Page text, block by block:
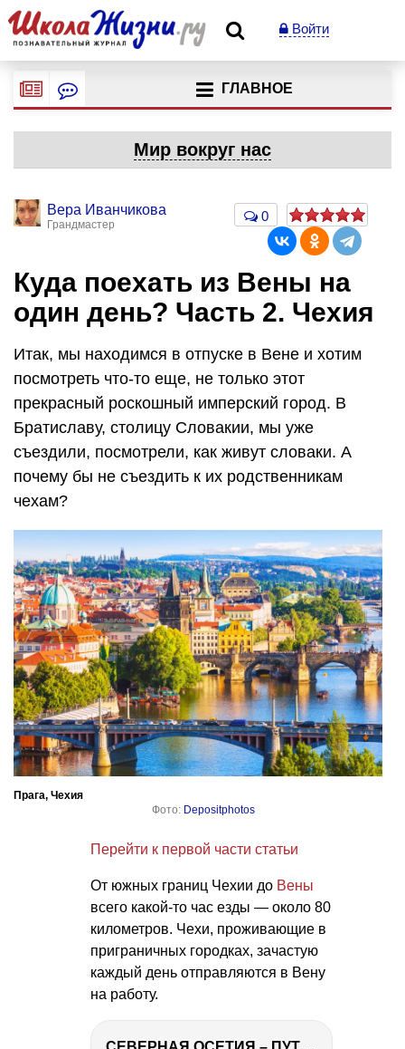
Войти
ГЛАВНОЕ
Мир вокруг нас
Вера Иванчикова
Грандмастер
0
Куда поехать из Вены на
один день? Часть 2. Чехия
Итак, мы находимся в отпуске в Вене и хотим
посмотреть что-то еще, не только этот
прекрасный роскошный имперский город. В
Братиславу, столицу Словакии, мы уже
съездили, посмотрели, как живут словаки. А
почему бы не съездить к их родственникам
чехам?
Прага, Чехия
Фото: Depositphotos
Перейти к первой части статьи
От южных границ Чехии до Вены
всего какой-то час езды — около 80
километров. Чехи, проживающие в
приграничных городках, зачастую
каждый день отправляются в Вену
на работу.